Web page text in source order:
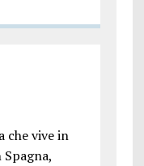
che vive in